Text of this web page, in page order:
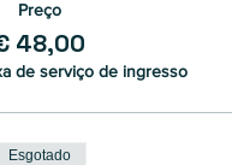
Preço
48,00
de serviço de ingresso
Esgotado